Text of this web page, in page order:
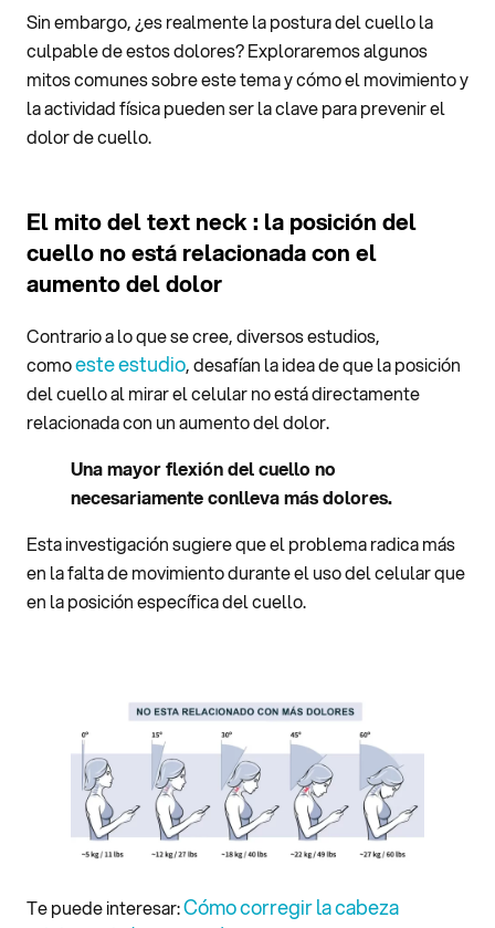
Sin embargo, ¿es realmente la postura del cuello la
culpable de estos dolores? Exploraremos algunos
mitos comunes sobre este tema y cómo el movimiento y
la actividad física pueden ser la clave para prevenir el
dolor de cuello.
El mito del text neck : la posición del
cuello no está relacionada con el
aumento del dolor
Contrario a lo que se cree, diversos estudios,
comoeste estudio, desafían la idea de que la posición
del cuello al mirar el celular no está directamente
relacionada con un aumento del dolor.
Una mayor flexión del cuello no
necesariamente conlleva más dolores.
Esta investigación sugiere que el problema radica más
en la falta de movimiento durante el uso del celular que
en la posición específica del cuello.
Te puede interesar:Cómo corregir la cabeza